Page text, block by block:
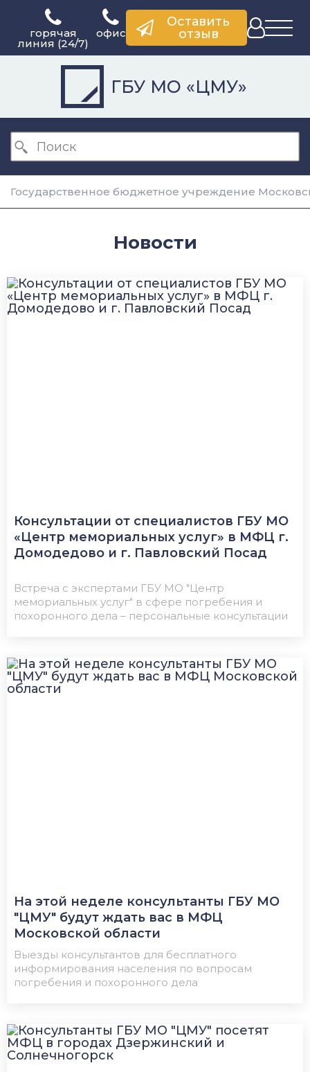
горячая
линия (24/7)
офис
Оставить
отзыв
ГБУ МО «ЦМУ»
Государственное бюджетное учреждение
Новости
Консультации от специалистов ГБУ МО
«Центр мемориальных услуг» в МФЦ г.
Домодедово и г. Павловский Посад
Встреча с экспертами ГБУ МО "Центр
мемориальных услуг" в сфере погребения и
похоронного дела – персональные консультации
На этой неделе консультанты ГБУ МО
"ЦМУ" будут ждать вас в МФЦ
Московской области
Выезды консультантов для бесплатного
информирования населения по вопросам
погребения и похоронного дела